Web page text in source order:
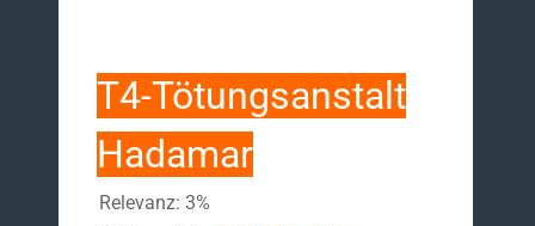
T4-Tötungsanstalt
Hadamar
Relevanz: 3%